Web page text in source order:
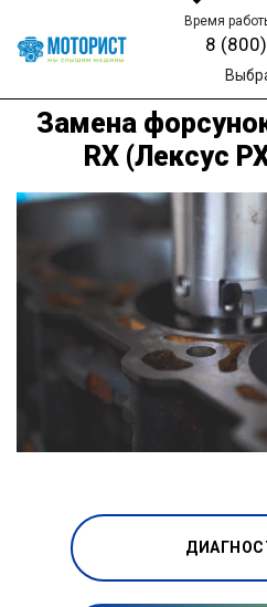
Время
8
Замена
RX (Лексус